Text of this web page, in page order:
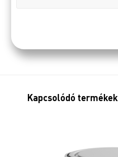
Kapcsolódó termékek